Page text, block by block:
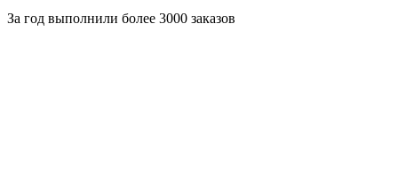
За год выполнили более 3000 заказов